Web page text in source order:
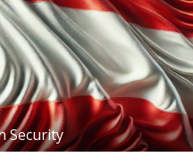
Security